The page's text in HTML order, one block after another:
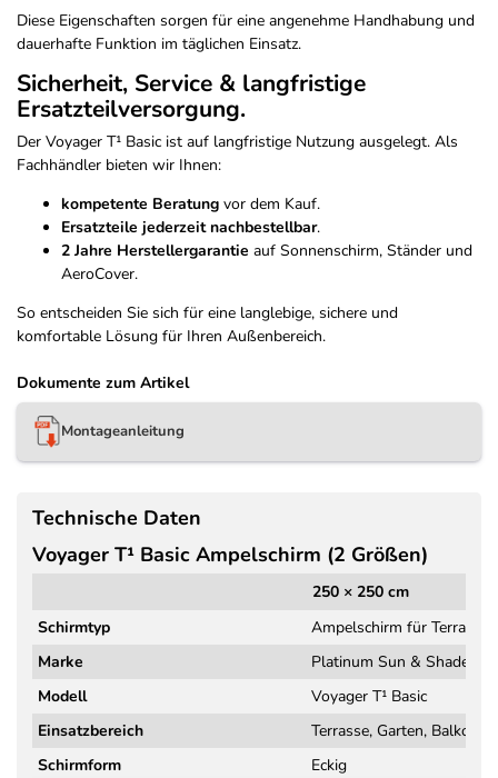
Diese Eigenschaften sorgen für eine angenehme Handhabung und
dauerhafte Funktion im täglichen Einsatz.
Sicherheit, Service & langfristige
Ersatzteilversorgung.
Der Voyager T¹ Basic ist auf langfristige Nutzung ausgelegt. Als
Fachhändler bieten wir Ihnen:
kompetente Beratung vor dem Kauf.
Ersatzteile jederzeit nachbestellbar.
2 Jahre Herstellergarantie auf Sonnenschirm, Ständer und
AeroCover.
So entscheiden Sie sich für eine langlebige, sichere und
komfortable Lösung für Ihren Außenbereich.
Dokumente zum Artikel
Montageanleitung
Technische Daten
Voyager T¹ Basic Ampelschirm (2 Größen)
250 × 250 cm
Schirmtyp
Ampelschirm für
Marke
Platinum Sun & Shade
Modell
Voyager T¹ Basic
Einsatzbereich
Terrasse, Garten, Balkon
Schirmform
Eckig